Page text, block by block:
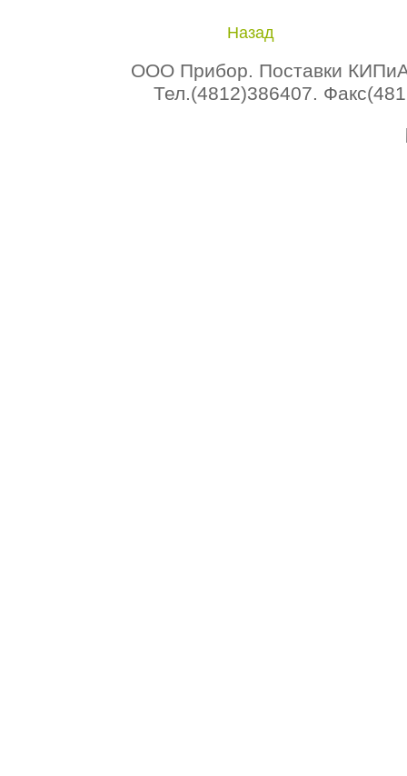
Назад
ООО Прибор. Поставки КИПиА
Тел.(4812)386407.